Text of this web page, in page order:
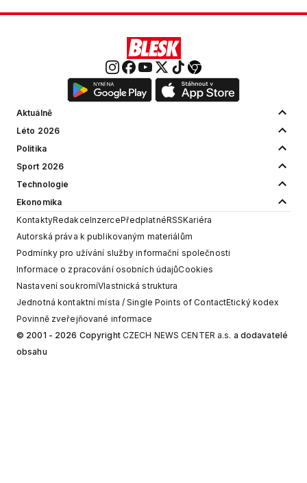
Aktuálně
Léto 2026
Politika
Sport 2026
Technologie
Ekonomika
KontaktyRedakceInzercePředplatnéRSSKariéra
Autorská práva k publikovaným materiálům
Podmínky pro užívání služby informační společnosti
Informace o zpracování osobních údajůCookies
Nastavení soukromíVlastnická struktura
Jednotná kontaktní místa / Single Points of ContactEtický kodex
Povinně zveřejňované informace
© 2001 - 2026 Copyright CZECH NEWS CENTER a.s. a dodavatelé
obsahu